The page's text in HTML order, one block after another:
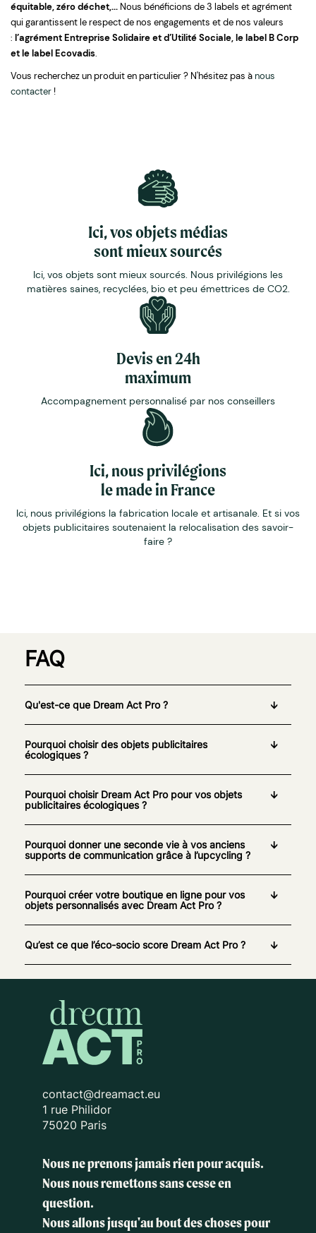
équitable, zéro déchet,... Nous bénéficions de 3 labels et agrément
qui garantissent le respect de nos engagements et de nos valeurs
: l’agrément Entreprise Solidaire et d’Utilité Sociale, le label B Corp
et le label Ecovadis.
Vous recherchez un produit en particulier ? N'hésitez pas ànous
contacter !
Ici, vos objets médias
sont mieux sourcés
Ici, vos objets sont mieux sourcés. Nous privilégions les
matières saines, recyclées, bio et peu émettrices de CO2.
Devis en 24h
maximum
Accompagnement personnalisé par nos conseillers
Ici, nous privilégions
le made in France
Ici, nous privilégions la fabrication locale et artisanale. Et si vos
objets publicitaires soutenaient la relocalisation des savoir-
faire ?
FAQ
Qu'est-ce que Dream Act Pro ?
Pourquoi choisir des objets publicitaires
écologiques ?
Pourquoi choisir Dream Act Pro pour vos objets
publicitaires écologiques ?
Pourquoi donner une seconde vie à vos anciens
supports de communication grâce à l’upcycling ?
Pourquoi créer votre boutique en ligne pour vos
objets personnalisés avec Dream Act Pro ?
Qu’est ce que l’éco-socio score Dream Act Pro ?
contact@dreamact.eu
1 rue Philidor
75020 Paris
Nous ne prenons jamais rien pour acquis.
Nous nous remettons sans cesse en
question.
Nous allons jusqu'au bout des chosespour